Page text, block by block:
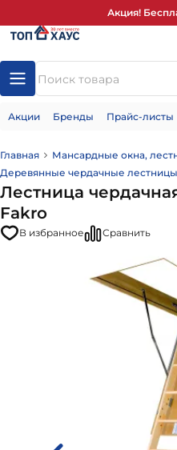
Акция!
Акции Бренды Прайс-листы
Главная Мансардные окна,
Деревянные чердачные
Лестница
Fakro
В избранное Сравнить